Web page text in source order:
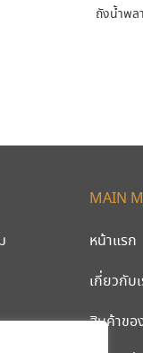
ถังน้ำพล
MAIN
หน้าแรก
เกี่ยวกับ
สินค้าขอ